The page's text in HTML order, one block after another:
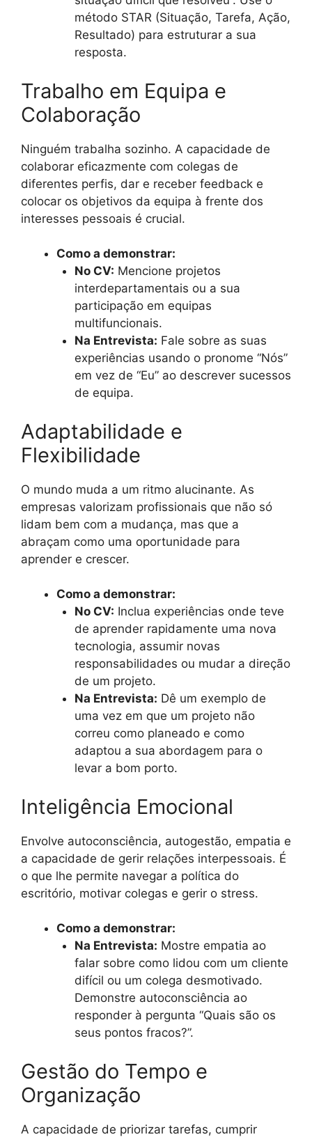
método STAR (Situação, Tarefa, Ação,
Resultado) para estruturar a sua
resposta.
Trabalho em Equipa e
Colaboração
Ninguém trabalha sozinho. A capacidade de
colaborar eficazmente com colegas de
diferentes perfis, dar e receber feedback e
colocar os objetivos da equipa à frente dos
interesses pessoais é crucial.
Como a demonstrar:
No CV: Mencione projetos
interdepartamentais ou a sua
participação em equipas
multifuncionais.
Na Entrevista: Fale sobre as suas
experiências usando o pronome “Nós”
em vez de “Eu” ao descrever sucessos
de equipa.
Adaptabilidade e
Flexibilidade
O mundo muda a um ritmo alucinante. As
empresas valorizam profissionais que não só
lidam bem com a mudança, mas que a
abraçam como uma oportunidade para
aprender e crescer.
Como a demonstrar:
No CV: Inclua experiências onde teve
de aprender rapidamente uma nova
tecnologia, assumir novas
responsabilidades ou mudar a direção
de um projeto.
Na Entrevista: Dê um exemplo de
uma vez em que um projeto não
correu como planeado e como
adaptou a sua abordagem para o
levar a bom porto.
Inteligência Emocional
Envolve autoconsciência, autogestão, empatia e
a capacidade de gerir relações interpessoais. É
o que lhe permite navegar a política do
escritório, motivar colegas e gerir o stress.
Como a demonstrar:
Na Entrevista: Mostre empatia ao
falar sobre como lidou com um cliente
difícil ou um colega desmotivado.
Demonstre autoconsciência ao
responder à pergunta “Quais são os
seus pontos fracos?”.
Gestão do Tempo e
Organização
A capacidade de priorizar tarefas, cumprir